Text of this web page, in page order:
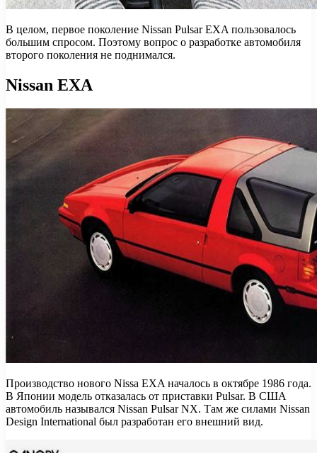
В целом, первое поколение Nissan Pulsar EXA пользовалось
большим спросом. Поэтому вопрос о разработке автомобиля
второго поколения не поднимался.
Nissan EXA
Производство нового Nissa EXA началось в октябре 1986 года.
В Японии модель отказалась от приставки Pulsar. В США
автомобиль назывался Nissan Pulsar NX. Там же силами Nissan
Design International был разработан его внешний вид.